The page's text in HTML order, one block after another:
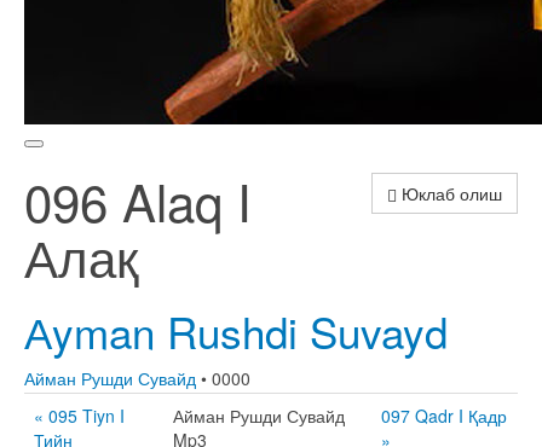
Юклаб олиш
096 Alaq I
Алақ
Аyman Rushdi Suvayd
Айман Рушди Сувайд • 0000
« 095 Tiyn I
Тийн
Айман Рушди Сувайд
Mp3
097 Qadr I Қадр
»